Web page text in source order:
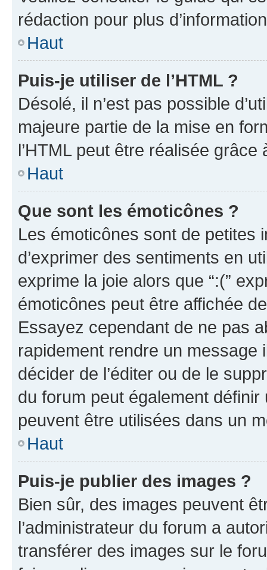
rédaction pour plus
Haut
Puis-je utiliser de l’HTML ?
Désolé, il n’est pas possible
majeure partie de la mise en
l’HTML peut être réalisée grâce
Haut
Que sont les émoticônes ?
Les émoticônes sont de petites
d’exprimer des sentiments en
exprime la joie alors que “:(”
émoticônes peut être affichée
Essayez cependant de ne pas
rapidement rendre un message
décider de l’éditer ou de le
du forum peut également définir
peuvent être utilisées dans un
Haut
Puis-je publier des images ?
Bien sûr, des images peuvent
l’administrateur du forum a
transférer des images sur le